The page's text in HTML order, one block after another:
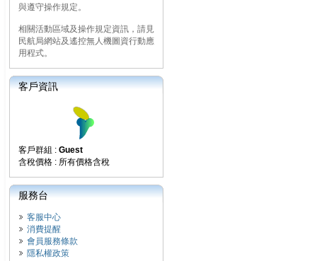
與遵守操作規定。
相關活動區域及操作規定資訊，請見
民航局網站及遙控無人機圖資行動應
用程式。
客戶資訊
客戶群組 : Guest
含稅價格 : 所有價格含稅
服務台
客服中心
消費提醒
會員服務條款
隱私權政策